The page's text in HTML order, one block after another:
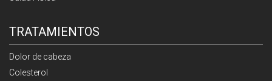
TRATAMIENTOS
Dolor de cabeza
Colesterol